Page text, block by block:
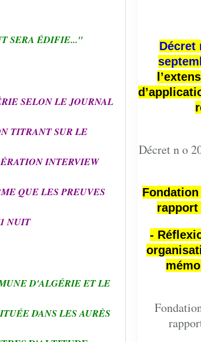
SERA ÉDIFIE..."
SELON LE JOURNAL
TITRANT SUR LE
INTERVIEW
QUE LES PREUVES
NUIT
D'ALGÉRIE ET LE
DANS LES AURÈS
Décret
Décret n o
rapport
-